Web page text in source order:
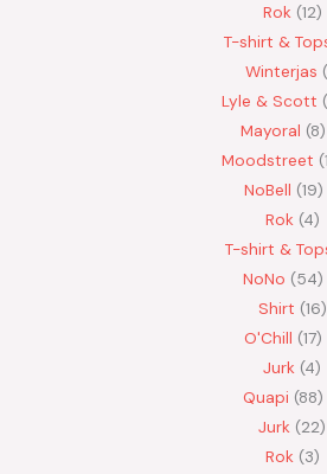
Rok 12
T-shirt &
Winterjas
Lyle & Scott
Mayoral 8
Moodstreet
NoBell 19
Rok 4
T-shirt &
NoNo
54
Shirt 16
O'Chill 17
Jurk 4
Quapi 88
Jurk 22
Rok 3